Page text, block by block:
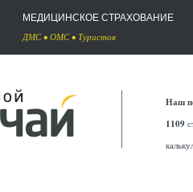
МЕДИЦИНСКОЕ СТРАХОВАНИЕ
ДМС• ОМС• Туристов
Наш
1109